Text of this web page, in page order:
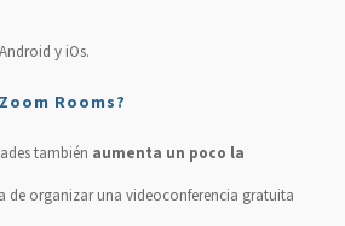
y iOs.
Rooms?
también aumenta un poco la
de organizar una videoconferencia gratuita